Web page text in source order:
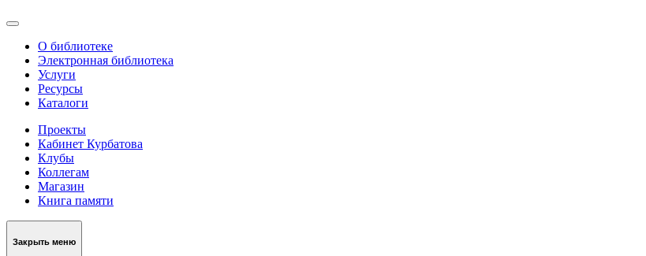
О библиотеке
Электронная библиотека
Услуги
Ресурсы
Каталоги
Проекты
Кабинет Курбатова
Клубы
Коллегам
Магазин
Книга памяти
Закрыть меню